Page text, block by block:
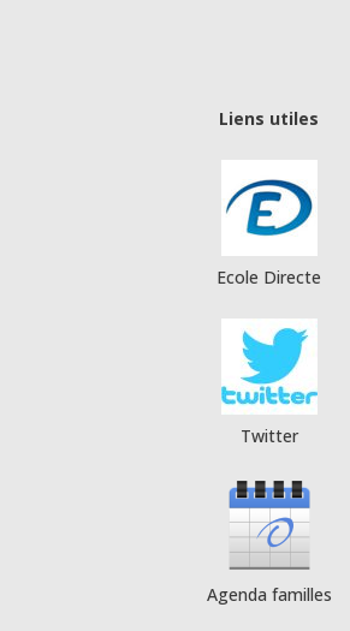
Liens utiles
Ecole Directe
Twitter
Agenda familles